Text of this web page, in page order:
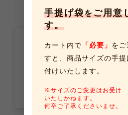
手提げ袋をご用意
す。
カート内で 「必要」 をご
すと、 商品サイズの手
付けいたします。
※サイズのご変更はお受け
いたしかねます。
何卒ご了承くださいませ。